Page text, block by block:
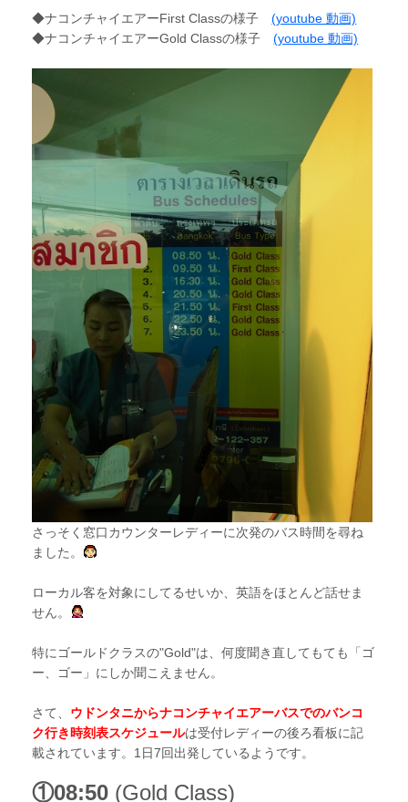
◆ナコンチャイエアーFirst Classの様子(youtube 動画)
◆ナコンチャイエアーGold Classの様子(youtube 動画)
さっそく窓口カウンターレディーに次発のバス時間を尋ね
ました。
ローカル客を対象にしてるせいか、英語をほとんど話せま
せん。
特にゴールドクラスの"Gold"は、何度聞き直してもても「ゴ
ー、ゴー」にしか聞こえません。
さて、 ウドンタニからナコンチャイエアーバスでのバンコ
ク行き時刻表スケジュールは受付レディーの後ろ看板に記
載されています。1日7回出発しているようです。
①08:50 (Gold Class)